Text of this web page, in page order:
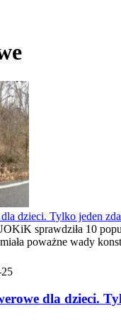
dzieci. Tylko jeden
sprawdziła 10
poważne wady
dla dzieci.